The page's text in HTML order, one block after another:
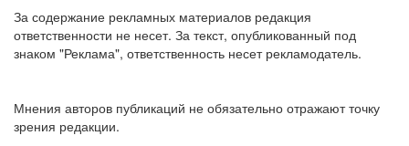
За содержание рекламных материалов редакция
ответственности не несет. За текст, опубликованный под
знаком "Реклама", ответственность несет рекламодатель.
Мнения авторов публикаций не обязательно отражают точку
зрения редакции.